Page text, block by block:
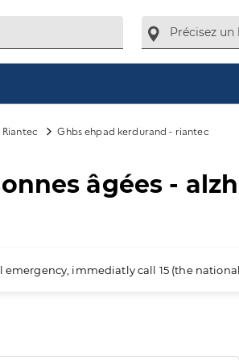
Riantec
Ghbs ehpad kerdurand - riantec
âgées -
immediatly call 15 (the